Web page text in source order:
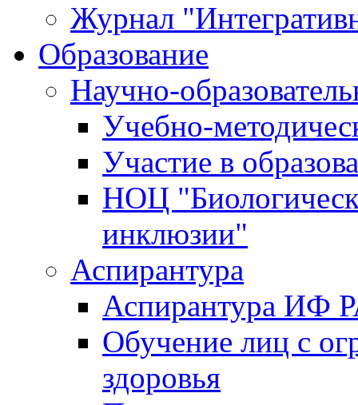
Журнал
Образование
Научно-
Учебно-
Участие в
НОЦ
инклюзии"
Аспирантура
Аспирантура ИФ
Обучение лиц с
здоровья